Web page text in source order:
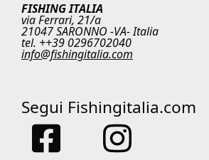
FISHING ITALIA
via Ferrari, 21/a
21047 SARONNO -VA- Italia
tel. ++39 0296702040
info@fishingitalia.com
Segui Fishingitalia.com